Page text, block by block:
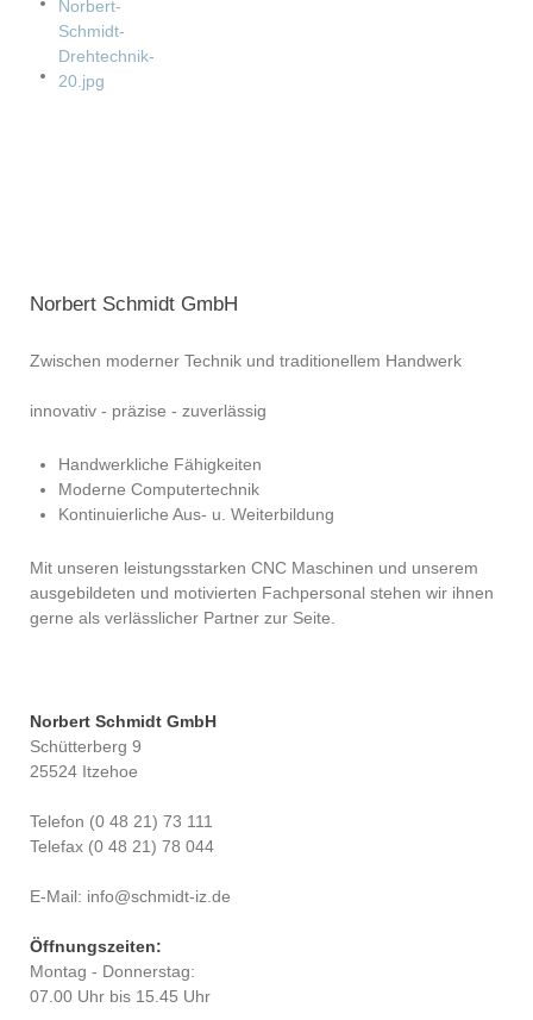
Norbert Schmidt GmbH
Zwischen moderner Technik und traditionellem Handwerk
innovativ - präzise - zuverlässig
Handwerkliche Fähigkeiten
Moderne Computertechnik
Kontinuierliche Aus- u. Weiterbildung
Mit unseren leistungsstarken CNC Maschinen und unserem
ausgebildeten und motivierten Fachpersonal stehen wir ihnen
gerne als verlässlicher Partner zur Seite.
Norbert Schmidt GmbH
Schütterberg 9
25524 Itzehoe
Telefon (0 48 21) 73 111
Telefax (0 48 21) 78 044
E-Mail: info@schmidt-iz.de
Öffnungszeiten:
Montag - Donnerstag:
07.00 Uhr bis 15.45 Uhr